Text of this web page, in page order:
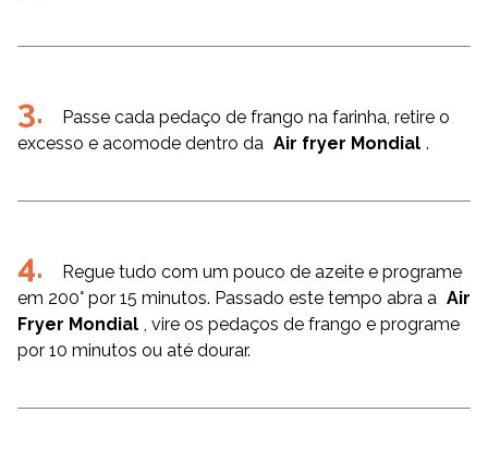
Passe cada pedaço de frango na farinha, retire o
excesso e acomode dentro da Air fryer Mondial .
Regue tudo com um pouco de azeite e programe
em 200° por 15 minutos. Passado este tempo abra a Air
Fryer Mondial , vire os pedaços de frango e programe
por 10 minutos ou até dourar.